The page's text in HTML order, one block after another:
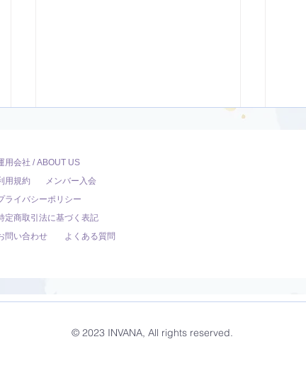
分】
用会社 / ABOUT US
用規約
メンバー入会
ライバシーポリシー
定商取引法に基づく表記
問い合わせ
よくある質問
© 2023 INVANA, All rights reserved.